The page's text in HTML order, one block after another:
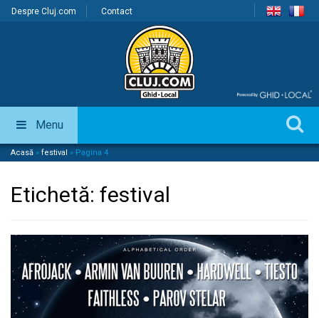
Despre Cluj.com Contact
Menu
Acasă » festival » Pagina 4
Etichetă: festival